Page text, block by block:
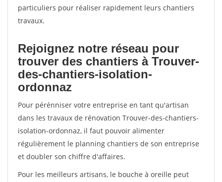
particuliers pour réaliser rapidement leurs chantiers
travaux.
Rejoignez notre réseau pour
trouver des chantiers à Trouver-
des-chantiers-isolation-
ordonnaz
Pour pérénniser votre entreprise en tant qu'artisan
dans les travaux de rénovation Trouver-des-chantiers-
isolation-ordonnaz, il faut pouvoir alimenter
régulièrement le planning chantiers de son entreprise
et doubler son chiffre d'affaires.
Pour les meilleurs artisans, le bouche à oreille peut